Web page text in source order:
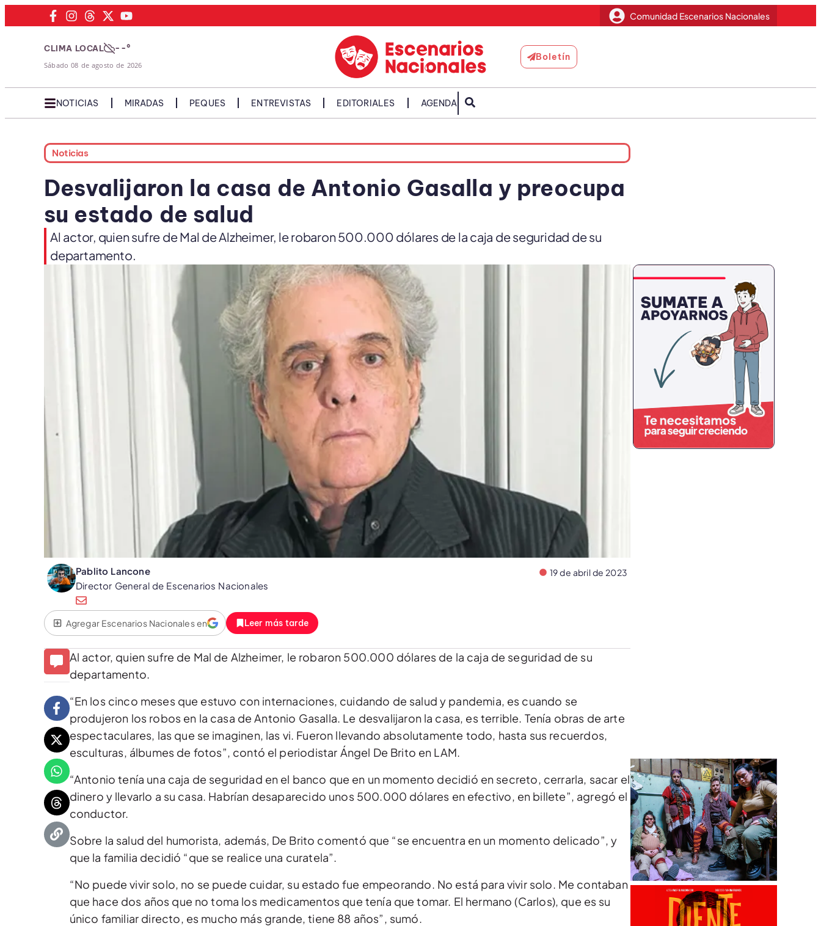
Comunidad Escenarios Nacionales
CLIMA LOCAL --°
Sábado 08 de agosto de 2026
Boletín
NOTICIAS MIRADAS PEQUES ENTREVISTAS EDITORIALES AGENDA
Noticias
Desvalijaron la casa de Antonio Gasalla y preocupa
su estado de salud
Al actor, quien sufre de Mal de Alzheimer, le robaron 500.000 dólares de la caja de seguridad de su
departamento.
Pablito Lancone
Director General de Escenarios Nacionales
19 de abril de 2023
Agregar Escenarios Nacionales en Leer más tarde
Al actor, quien sufre de Mal de Alzheimer, le robaron 500.000 dólares de la caja de seguridad de su
departamento.
“En los cinco meses que estuvo con internaciones, cuidando de salud y pandemia, es cuando se
produjeron los robos en la casa de Antonio Gasalla. Le desvalijaron la casa, es terrible. Tenía obras de arte
espectaculares, las que se imaginen, las vi. Fueron llevando absolutamente todo, hasta sus recuerdos,
esculturas, álbumes de fotos”, contó el periodistar Ángel De Brito en LAM.
“Antonio tenía una caja de seguridad en el banco que en un momento decidió en secreto, cerrarla, sacar el
dinero y llevarlo a su casa. Habrían desaparecido unos 500.000 dólares en efectivo, en billete”, agregó el
conductor.
Sobre la salud del humorista, además, De Brito comentó que “se encuentra en un momento delicado”, y
que la familia decidió “que se realice una curatela”.
“No puede vivir solo, no se puede cuidar, su estado fue empeorando. No está para vivir solo. Me contaban
que hace dos años que no toma los medicamentos que tenía que tomar. El hermano (Carlos), que es su
único familiar directo, es mucho más grande, tiene 88 años”, sumó.